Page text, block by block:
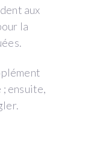
aux
la
ensuite,